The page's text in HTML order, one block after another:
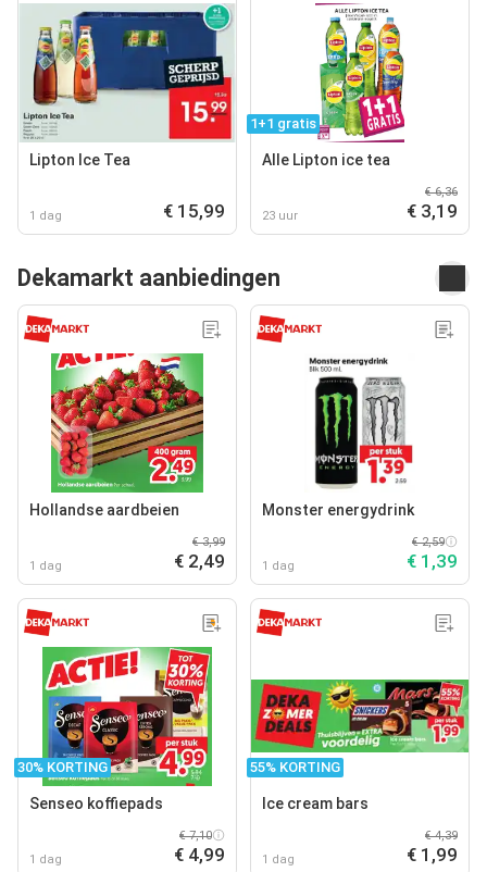
Lipton Ice Tea
1 dag € 15,99
1+1 gratis
Alle Lipton ice tea
23 uur
€ 6,36
€ 3,19
Dekamarkt aanbiedingen
Hollandse aardbeien
1 dag
€ 3,99
€ 2,49
Monster energydrink
1 dag
€ 2,59
€ 1,39
30% KORTING
Senseo koffiepads
1 dag
€ 7,10
€ 4,99
55% KORTING
Ice cream bars
1 dag
€ 4,39
€ 1,99